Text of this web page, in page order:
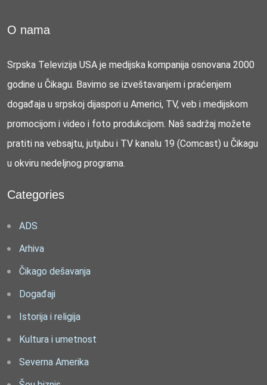
O nama
Srpska Televizija USA je medijska kompanija osnovana 2000
godine u Čikagu. Bavimo se izveštavanjem i praćenjem
događaja u srpskoj dijaspori u Americi, TV, veb i medijskom
promocijom i video i foto produkcijom. Naš sadržaj možete
pratiti na vebsajtu, jutjubu i TV kanalu 19 (Comcast) u Čikagu
u okviru nedeljnog programa.
Categories
ADS
Arhiva
Čikago dešavanja
Događaji
Istorija i religija
Kultura i umetnost
Severna Amerika